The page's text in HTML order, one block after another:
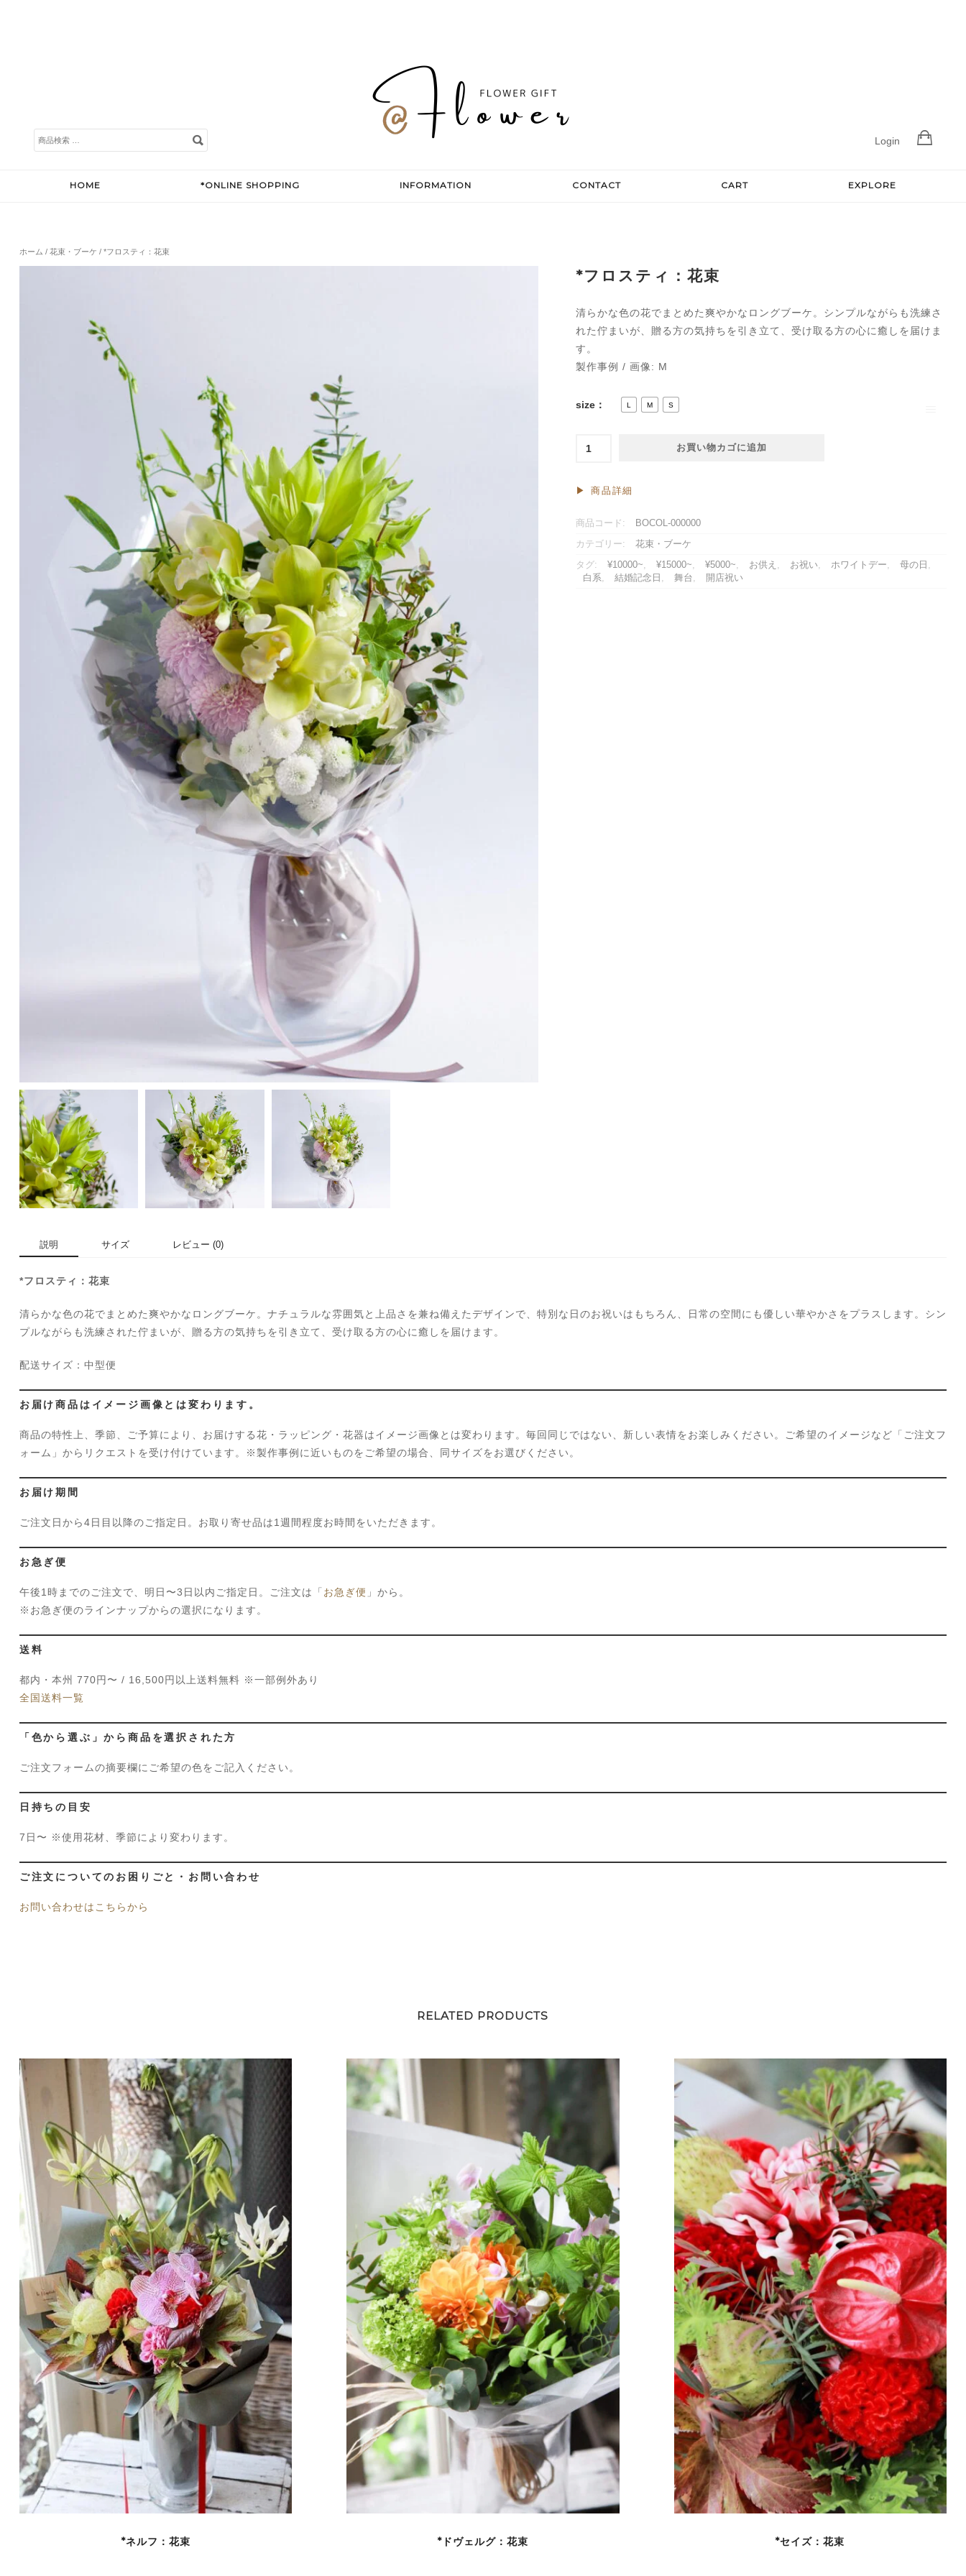
検
索
Login
HOME *ONLINE SHOPPING INFORMATION CONTACT CART EXPLORE
ホーム / 花束・ブーケ / *フロスティ：花束
*フロスティ：花束
清らかな色の花でまとめた爽やかなロングブーケ。シンプルながらも洗練さ
れた佇まいが、贈る方の気持ちを引き立て、受け取る方の心に癒しを届けま
す。
製作事例 / 画像: M
size： L M S
ス
ィ：
花
束
個
お買い物カゴに追加
▶︎ 商品詳細
商品コード: BOCOL-000000
カテゴリー: 花束・ブーケ
タグ: ¥10000~, ¥15000~, ¥5000~, お供え , お祝い, ホワイトデー, 母の日 ,
白系, 結婚記念日 , 舞台, 開店祝い
説明 サイズ レビュー (0)
*フロスティ：花束
清らかな色の花でまとめた爽やかなロングブーケ。ナチュラルな雰囲気と上品さを兼ね備えたデザインで、特別な日のお祝いはもちろん、日常の空間にも優しい華やかさをプラスします。シン
プルながらも洗練された佇まいが、贈る方の気持ちを引き立て、受け取る方の心に癒しを届けます。
配送サイズ：中型便
お届け商品はイメージ画像とは変わります。
商品の特性上、季節、ご予算により、お届けする花・ラッピング・花器はイメージ画像とは変わります。毎回同じではない、新しい表情をお楽しみください。ご希望のイメージなど「ご注文フ
ォーム」からリクエストを受け付けています。※製作事例に近いものをご希望の場合、同サイズをお選びください。
お届け期間
ご注文日から4日目以降のご指定日。お取り寄せ品は1週間程度お時間をいただきます。
お急ぎ便
午後1時までのご注文で、明日〜3日以内ご指定日。ご注文は「 お急ぎ便 」から。
※お急ぎ便のラインナップからの選択になります。
送料
都内・本州 770円〜 / 16,500円以上送料無料 ※一部例外あり
全国送料一覧
「色から選ぶ」から商品を選択された方
ご注文フォームの摘要欄にご希望の色をご記入ください。
日持ちの目安
7日〜 ※使用花材、季節により変わります。
ご注文についてのお困りごと・お問い合わせ
お問い合わせはこちらから
RELATED PRODUCTS
*ネルフ：花束 *ドヴェルグ：花束 *セイズ：花束